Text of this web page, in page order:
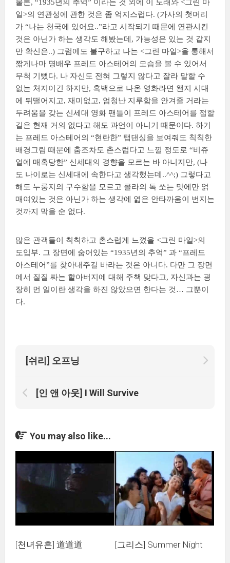
물론, “1935년의 추억” 이라는 것 외에 이 노래와 <그린 마
일>의 연관성에 관한 것은 좀 억지스럽다. (가사의 첫머리
가 “나는 천국에 있어요..”라고 시작되기 때문에 연관시킨
것은 아닌가 하는 생각도 해봤는데, 가능성은 있는 것 같지
만 확신은..) 그럼에도 불구하고 나는 <그린 마일>을 통해서
짧게나마 명배우 프레드 아스테어의 모습을 볼 수 있어서
무척 기뻤다. 나 자신도 전혀 그렇지 않다고 잘라 말할 수
없는 처지이긴 하지만, 흑백으로 나온 영화라면 왠지 시대
에 뒤떨어지고, 재미없고, 엄청난 지루함을 안겨줄 거라는
두려움을 갖는 신세대 영화 팬들이 프레드 아스테어를 접할
길은 현재 거의 없다고 해도 과언이 아니기 때문이다. 하기
는 프레드 아스테어의 “현란한” 탭댄싱을 보여줘도 칙칙한
배경그림 때문에 춤조차도 촌스럽다고 느낄 정도로 “비쥬
얼에 매혹당한” 신세대의 경향을 모르는 바 아니지만, (나
도 나이로는 신세대에 속한다고 생각했는데..^^;) 그렇다고
해도 누룽지의 구수함을 모르고 콜라의 톡 쏘는 맛에만 얽
매여있는 것은 아닌가 하는 생각에 엷은 안타까움이 번지는
것까지 막을 순 없다.
많은 관객들이 칙칙하고 촌스럽게 느꼈을 <그린 마일>의
도입부. 그 장면에 숨어있는 “1935년의 추억” 과 “프레드
아스테어”를 찾아내주길 바라는 것은 아니다. 다만 그 장면
에서 질질 짜는 할아버지에 대해 주책 맞다고, 자신과는 굉
장히 먼 일이란 생각을 하진 않았으면 한다는 것… 그뿐이
다.
[쉬리] 오프닝
[인 앤 아웃] I Will Survive
You may also like...
[천녀유혼] 道道道 [그리스] Summer Night